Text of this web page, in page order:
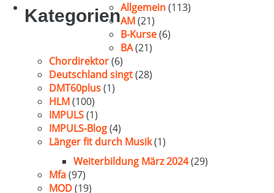
KategorienAllgemein(113)
AM(21)
B-Kurse(6)
BA(21)
Chordirektor(6)
Deutschland singt(28)
DMT60plus(1)
HLM(100)
IMPULS(1)
IMPULS-Blog(4)
Länger fit durch Musik(1)
Weiterbildung März 2024(29)
Mfa(97)
MOD(19)